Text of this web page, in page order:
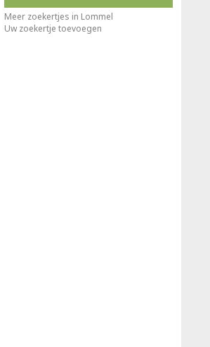
Meer zoekertjes in Lommel
Uw zoekertje toevoegen